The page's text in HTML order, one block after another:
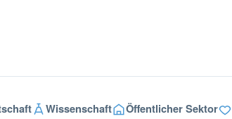
Wissenschaft Öffentlicher Sektor